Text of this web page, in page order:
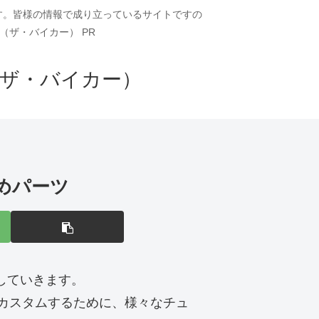
皆様の情報で成り立っているサイトですの
ザ・バイカー） PR
・バイカー）
パーツ
いきます。
スタムするために、様々なチュ